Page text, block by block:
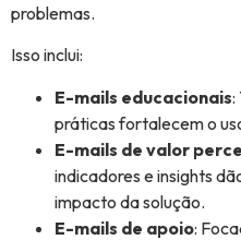
problemas.
Isso inclui:
E-mails educacionais:
práticas fortalecem o
E-mails de valor
indicadores e insights
impacto da solução.
E-mails de apoio: